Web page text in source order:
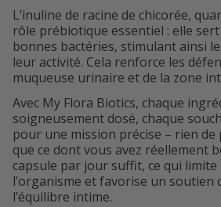
L’inuline de racine de chicorée,
rôle prébiotique essentiel : elle
bonnes bactéries, stimulant ainsi
leur activité. Cela renforce les
muqueuse urinaire et de la zone
Avec My Flora Biotics, chaque
soigneusement dosé, chaque
pour une mission précise – rien de
que ce dont vous avez réellement
capsule par jour suffit, ce qui
l’organisme et favorise un soutien
l’équilibre intime.